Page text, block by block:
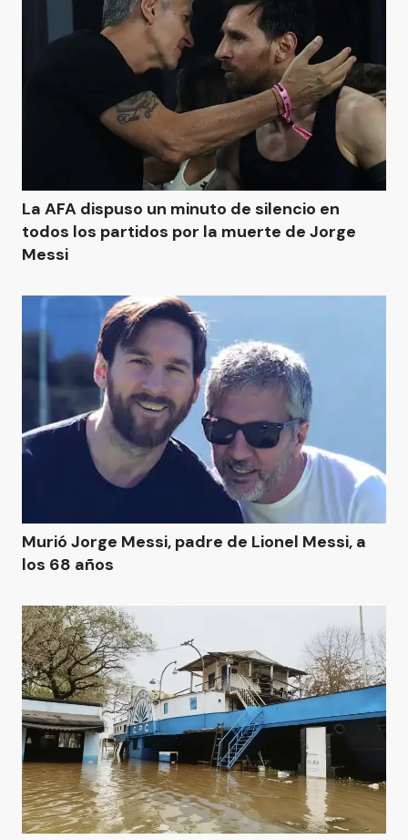
La AFA dispuso un minuto de silencio en
todos los partidos por la muerte de Jorge
Messi
Murió Jorge Messi, padre de Lionel Messi, a
los 68 años